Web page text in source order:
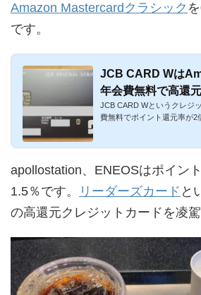
Amazon Mastercardクラシック
です。
JCB CARD Wは
年会費無料で高還
JCB CARD Wというクレジ
費無料でポイント還元率が2
apollostation、ENEOSはポイン
1.5％です。
リーダーズカード と
の高還元クレジットカードを凌駕